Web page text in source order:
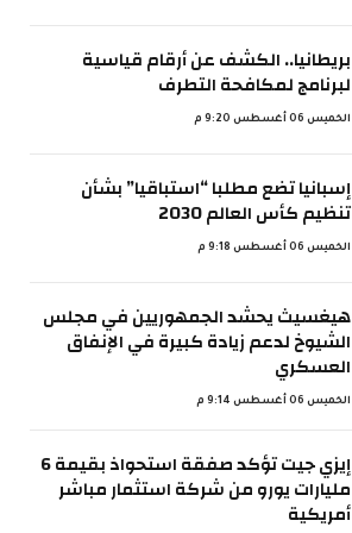
بريطانيا.. الكشف عن أرقام قياسية
لبرنامج لمكافحة التطرف
الخميس 06 أغسطس 9:20 م
إسبانيا تضع مطلبا “استباقيا” بشأن
تنظيم كأس العالم 2030
الخميس 06 أغسطس 9:18 م
هيغسيث يحشد الجمهوريين في مجلس
الشيوخ لدعم زيادة كبيرة في الإنفاق
العسكري
الخميس 06 أغسطس 9:14 م
إيزي جيت تؤكد صفقة استحواذ بقيمة 6
مليارات يورو من شركة استثمار مباشر
أمريكية